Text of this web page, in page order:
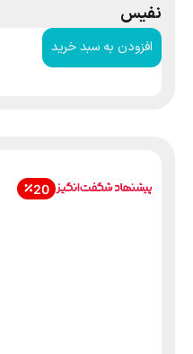
نفیس
افزودن به سبد خرید
20